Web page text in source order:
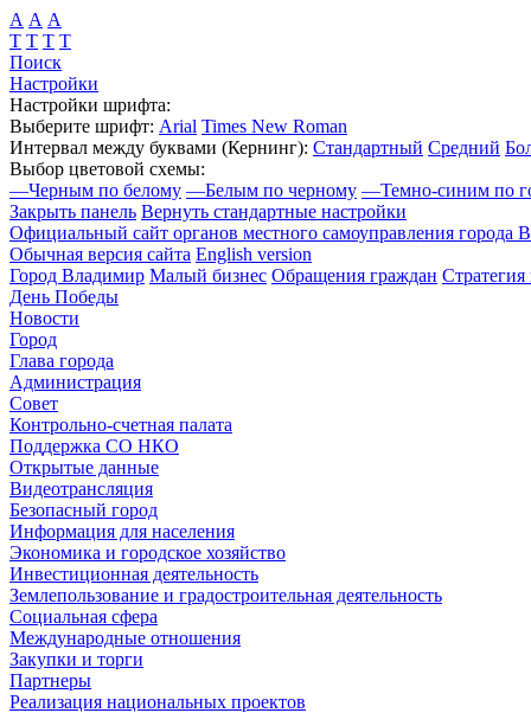
А А А
Т Т Т Т
Поиск
Настройки
Настройки шрифта:
Выберите шрифт: Arial Times New Roman
Интервал между буквами (Кернинг): Стандартный Средний
Выбор цветовой схемы:
—Черным по белому —Белым по черному —Темно-синим по
Закрыть панель Вернуть стандартные настройки
Официальный сайт органов местного самоуправления города
Обычная версия сайта English version
Город Владимир Малый бизнес Обращения граждан Стратегия
День Победы
Новости
Город
Глава города
Администрация
Совет
Контрольно-счетная палата
Поддержка СО НКО
Открытые данные
Видеотрансляция
Безопасный город
Информация для населения
Экономика и городское хозяйство
Инвестиционная деятельность
Землепользование и градостроительная деятельность
Социальная сфера
Международные отношения
Закупки и торги
Партнеры
Реализация национальных проектов